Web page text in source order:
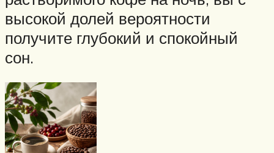
высокой долей вероятности
получите глубокий и спокойный
сон.